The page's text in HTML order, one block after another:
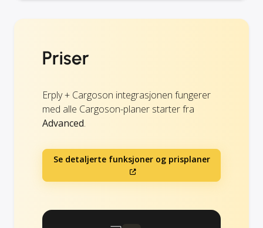
Priser
Erply + Cargoson integrasjonen fungerer
med alle Cargoson-planer starter fra
Advanced.
Se detaljerte funksjoner og prisplaner